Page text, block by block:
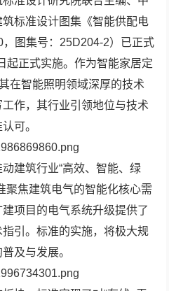
标准设计图集《智能供配电
图集号：25D204-2）已正式
起正式实施。作为智能家居定
在智能照明领域深厚的技术
作，其行业引领地位与技术
可。
建筑行业“高效、智能、绿
聚焦建筑电气的智能化核心需
项目的电气系统升级提供了
引。标准的实施，将极大规
及与发展。